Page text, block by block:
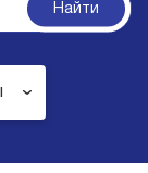
Найти